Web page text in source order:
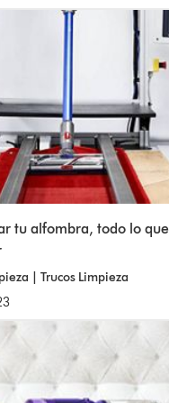
tu alfombra, todo lo que
| Trucos Limpieza